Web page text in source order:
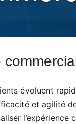
évoluent
et agilité